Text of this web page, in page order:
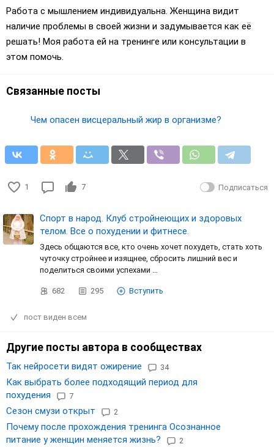
Работа с мышлением индивидуальна. Женщина видит
наличие проблемы в своей жизни и задумывается как её
решать! Моя работа ей на тренинге или консультации в
этом помочь.
Связанные посты
Чем опасен висцеральный жир в организме?
1 7 Подписаться
Спорт в народ. Клуб стройнеющих и здоровых
телом. Все о похудении и фитнесе.
Здесь общаются все, кто очень хочет похудеть, стать хоть
чуточку стройнее и изящнее, сбросить лишний вес и
поделиться своими успехами …
682 295 Вступить
пост виден всем
Другие посты автора в сообществах
Так нейросети видят ожирение 34
Как выбрать более подходящий период для
похудения
7
Сезон смузи открыт 2
Почему после прохождения тренинга Осознанное
питание у женщин меняется жизнь?
2